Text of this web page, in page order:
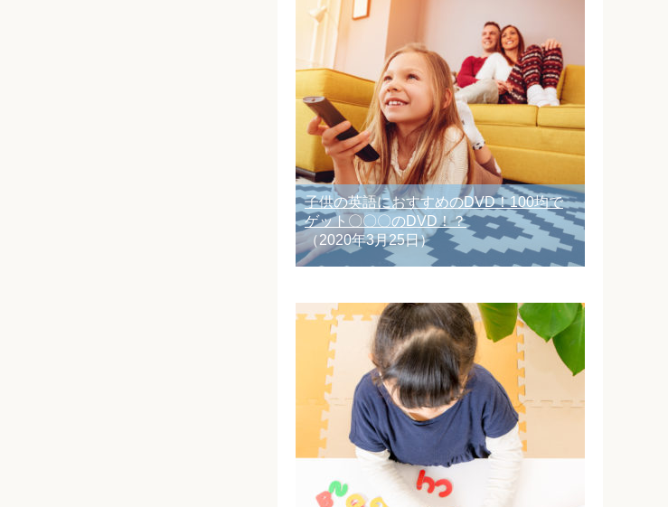
子供の英語におすすめのDVD！100均で
ゲット〇〇〇のDVD！？
（2020年3月25日）